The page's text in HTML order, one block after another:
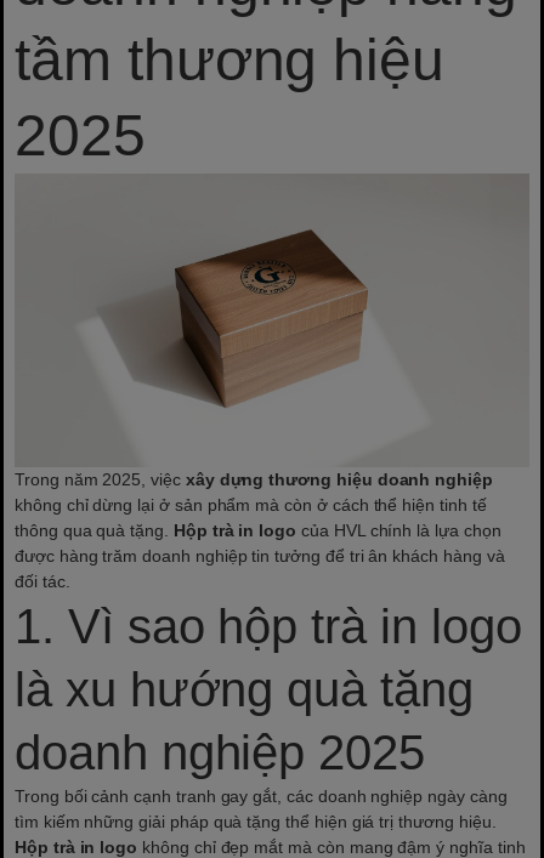
tầm thương hiệu
2025
Trong năm 2025, việc xây dựng thương hiệu doanh nghiệp
không chỉ dừng lại ở sản phẩm mà còn ở cách thể hiện tinh tế
thông qua quà tặng. Hộp trà in logo của HVL chính là lựa chọn
được hàng trăm doanh nghiệp tin tưởng để tri ân khách hàng và
đối tác.
1. Vì sao hộp trà in logo
là xu hướng quà tặng
doanh nghiệp 2025
Trong bối cảnh cạnh tranh gay gắt, các doanh nghiệp ngày càng
tìm kiếm những giải pháp quà tặng thể hiện giá trị thương hiệu.
Hộp trà in logo không chỉ đẹp mắt mà còn mang đậm ý nghĩa tinh